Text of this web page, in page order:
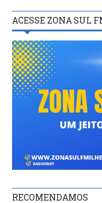
ACESSE ZONA SUL
RECOMENDAMOS